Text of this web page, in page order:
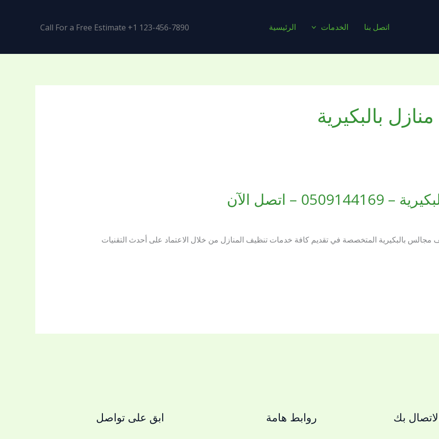
اتصل بنا الخدمات الرئيسية Call For a Free Estimate +1 123-456-7890
بالبكيرية
– اتصل الآن
بالبكيرية المتخصصة في تقديم كافة خدمات تنظيف المنازل من خلال الاعتماد على أحدث التقنيات
بك روابط هامة ابق على تواصل